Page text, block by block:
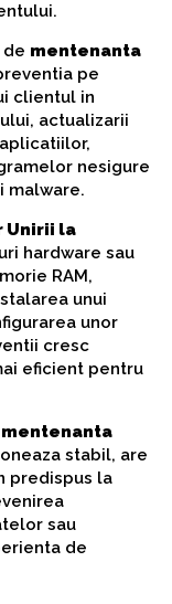
mentenanta
pe
clientul in
actualizarii
nesigure
malware.
Unirii la
hardware sau
RAM,
unui
unor
cresc
eficient pentru
mentenanta
stabil, are
predispus la
sau
de